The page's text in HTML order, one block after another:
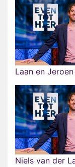
Laan en
Niels van der